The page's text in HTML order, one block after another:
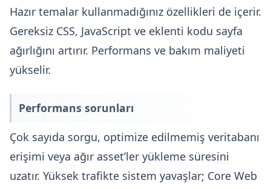
Hazır temalar kullanmadığınız özellikleri de içerir.
Gereksiz CSS, JavaScript ve eklenti kodu sayfa
ağırlığını artırır. Performans ve bakım maliyeti
yükselir.
Performans sorunları
Çok sayıda sorgu, optimize edilmemiş veritabanı
erişimi veya ağır asset’ler yükleme süresini
uzatır. Yüksek trafikte sistem yavaşlar; Core Web